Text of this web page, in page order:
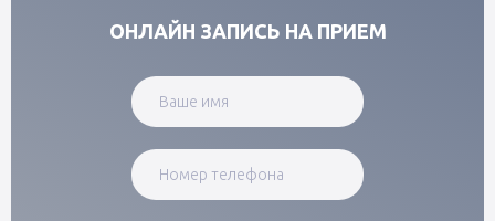
ОНЛАЙН ЗАПИСЬ НА ПРИЕМ